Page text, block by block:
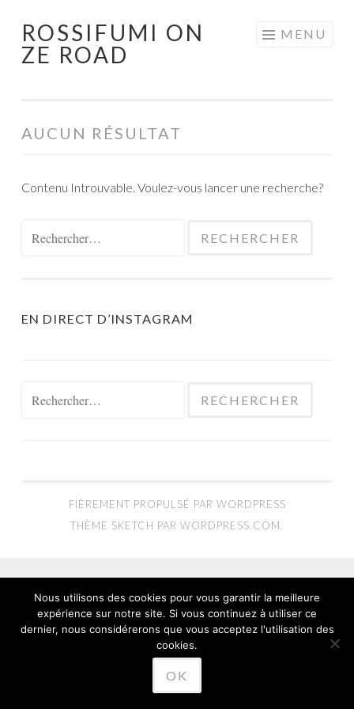
Aller
au
ROSSIFUMI ON
ZE ROAD
MENU
AUCUN RÉSULTAT
Contenu Introuvable. Voulez-vous lancer une recherche?
EN DIRECT D’INSTAGRAM
FIÈREMENT PROPULSÉ PAR WORDPRESS
THÈME SKETCH PAR WORDPRESS.COM
Nous utilisons des cookies pour vous garantir la meilleure
expérience sur notre site. Si vous continuez à utiliser ce
dernier, nous considérerons que vous acceptez l'utilisation des
cookies.
OK